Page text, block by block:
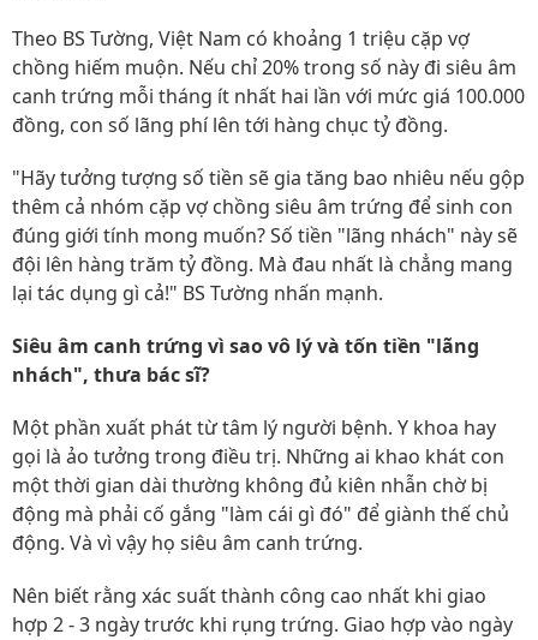
Theo BS Tường, Việt Nam có khoảng 1 triệu cặp vợ
chồng hiếm muộn. Nếu chỉ 20% trong số này đi siêu âm
canh trứng mỗi tháng ít nhất hai lần với mức giá 100.000
đồng, con số lãng phí lên tới hàng chục tỷ đồng.
"Hãy tưởng tượng số tiền sẽ gia tăng bao nhiêu nếu gộp
thêm cả nhóm cặp vợ chồng siêu âm trứng để sinh con
đúng giới tính mong muốn? Số tiền "lãng nhách" này sẽ
đội lên hàng trăm tỷ đồng. Mà đau nhất là chẳng mang
lại tác dụng gì cả!" BS Tường nhấn mạnh.
Siêu âm canh trứng vì sao vô lý và tốn tiền "lãng
nhách", thưa bác sĩ?
Một phần xuất phát từ tâm lý người bệnh. Y khoa hay
gọi là ảo tưởng trong điều trị. Những ai khao khát con
một thời gian dài thường không đủ kiên nhẫn chờ bị
động mà phải cố gắng "làm cái gì đó" để giành thế chủ
động. Và vì vậy họ siêu âm canh trứng.
Nên biết rằng xác suất thành công cao nhất khi giao
hợp 2 - 3 ngày trước khi rụng trứng. Giao hợp vào ngày